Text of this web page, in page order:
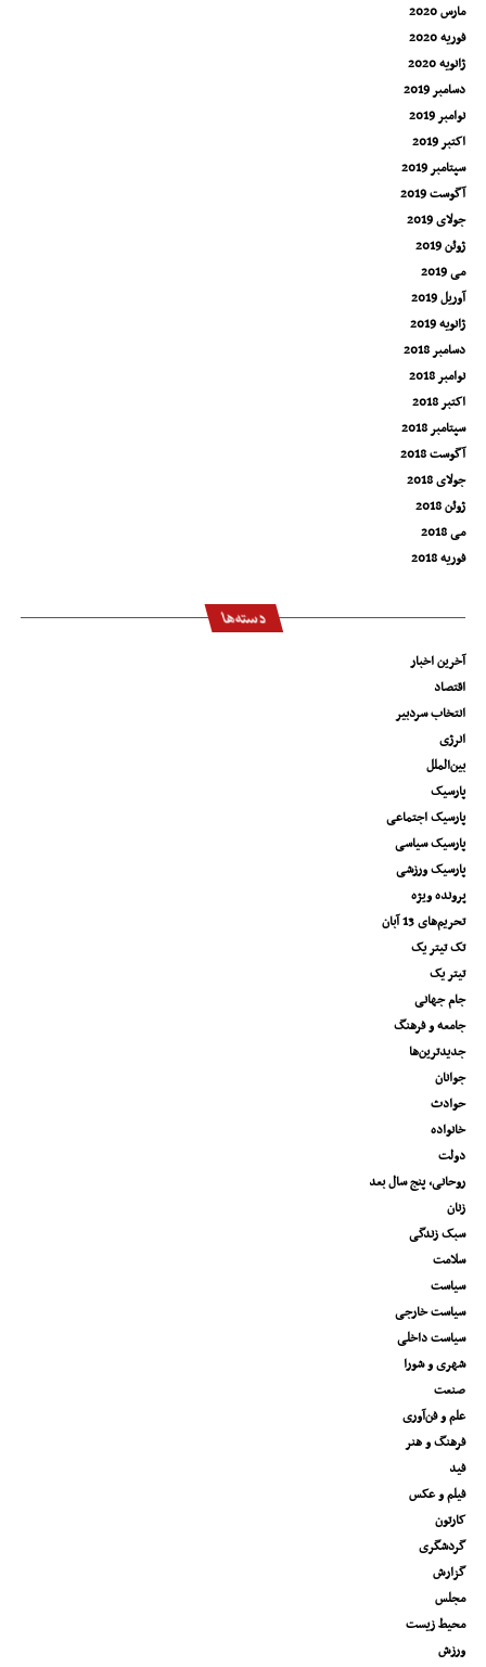
مارس 2020
فوریه 2020
ژانویه 2020
دسامبر 2019
نوامبر 2019
اکتبر 2019
سپتامبر 2019
آگوست 2019
جولای 2019
ژوئن 2019
می 2019
آوریل 2019
ژانویه 2019
دسامبر 2018
نوامبر 2018
اکتبر 2018
سپتامبر 2018
آگوست 2018
جولای 2018
ژوئن 2018
می 2018
فوریه 2018
دسته‌ها
آخرین اخبار
اقتصاد
انتخاب سردبیر
انرژی
بین‌الملل
پارسیک
پارسیک اجتماعی
پارسیک سیاسی
پارسیک ورزشی
پرونده ویژه
تحریم‌های 13 آبان
تک تیتر یک
تیتر یک
جام جهانی
جامعه و فرهنگ
جدیدترین‌ها
جوانان
حوادث
خانواده
دولت
روحانی، پنج سال بعد
زنان
سبک زندگی
سلامت
سیاست
سیاست خارجی
سیاست داخلی
شهری و شورا
صنعت
علم و فن‌آوری
فرهنگ و هنر
فید
فیلم و عکس
کارتون
گردشگری
گزارش
مجلس
محیط زیست
ورزش